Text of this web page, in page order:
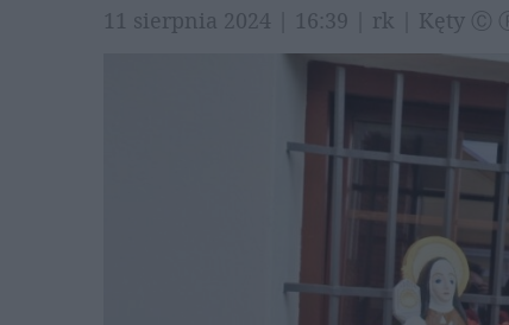
11 sierpnia 2024 | 16:39 | rk | Kęty Ⓒ